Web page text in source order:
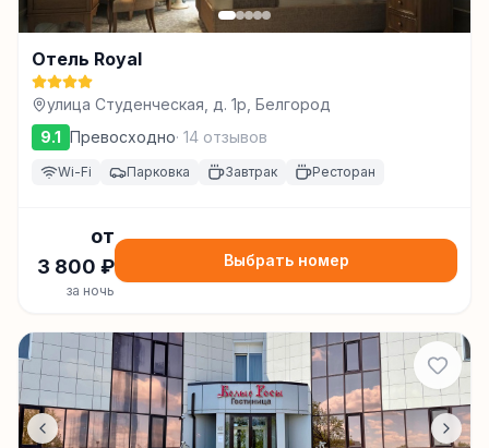
Отель Royal
улица Студенческая, д. 1р, Белгород
9.1 Превосходно· 14 отзывов
Wi-Fi Парковка Завтрак Ресторан
от
3 800 ₽
за ночь
Выбрать номер